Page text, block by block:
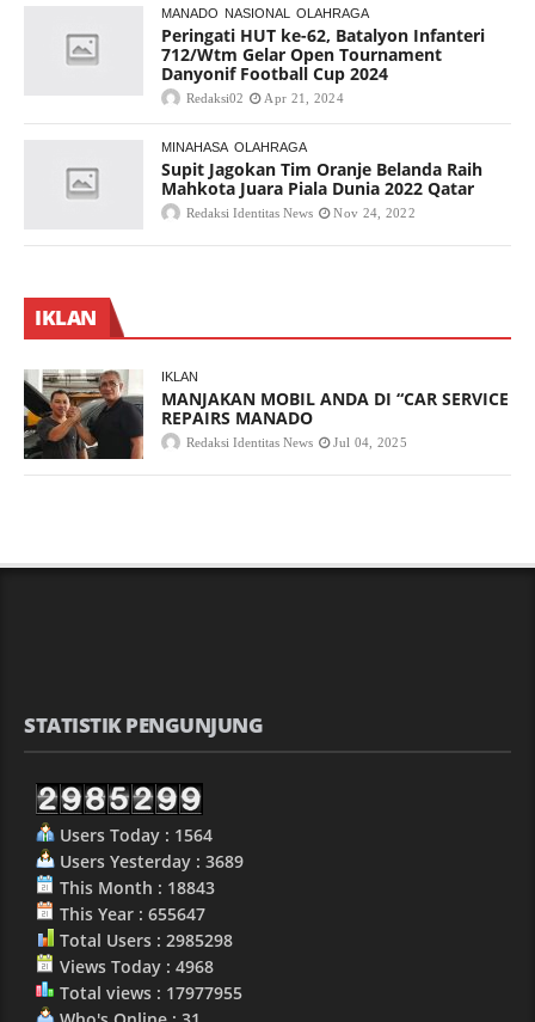
MANADO NASIONAL OLAHRAGA
Peringati HUT ke-62, Batalyon Infanteri
712/Wtm Gelar Open Tournament
Danyonif Football Cup 2024
Redaksi02 Apr 21, 2024
MINAHASA OLAHRAGA
Supit Jagokan Tim Oranje Belanda Raih
Mahkota Juara Piala Dunia 2022 Qatar
Redaksi Identitas News Nov 24, 2022
IKLAN
IKLAN
MANJAKAN MOBIL ANDA DI “CAR SERVICE
REPAIRS MANADO
Redaksi Identitas News Jul 04, 2025
STATISTIK PENGUNJUNG
Users Today : 1564
Users Yesterday : 3689
This Month : 18843
This Year : 655647
Total Users : 2985298
Views Today : 4968
Total views : 17977955